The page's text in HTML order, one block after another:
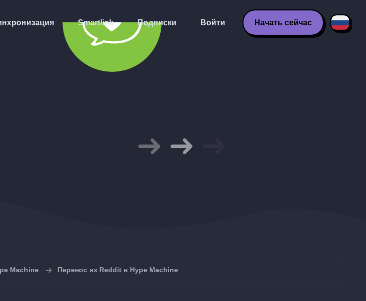
Smartlink Подписки Войти Начать сейчас
Machine Перенос из Reddit в Hype Machine